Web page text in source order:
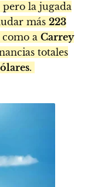
pero la jugada
más 223
como a Carrey
totales
.